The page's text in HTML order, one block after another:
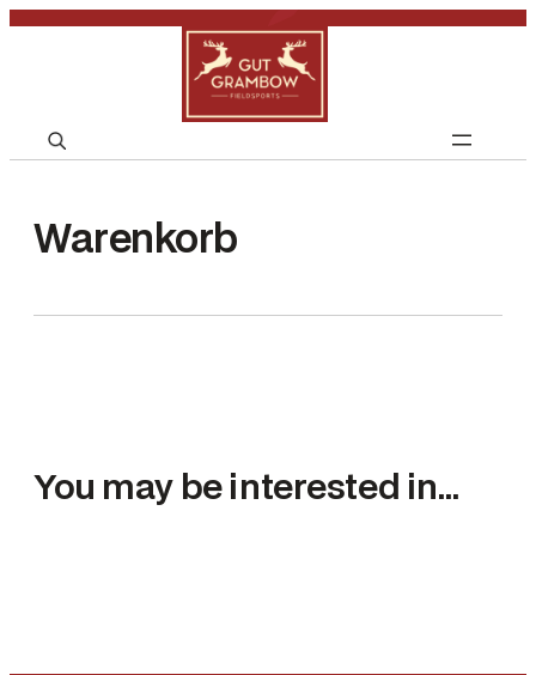
e
r
c
Warenkorb
You may be interested in…